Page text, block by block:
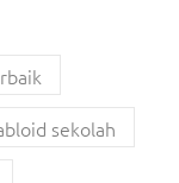
sekolah